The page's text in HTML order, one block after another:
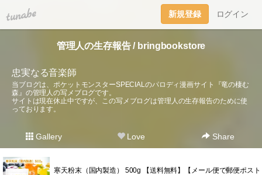
tuna.be 新規登録 ログイン
管理人の生存報告 / bringbookstore
忠実なる音楽師
当ブログは、ポケットモンスターSPECIALのパロディ漫画サイト『竜の棲む
森』の管理人の写メブログです。
サイトは現在休止中ですが、この写メブログは管理人の生存報告のために使
っております。
Gallery Love Share
寒天粉末（国内製造） 500g 【送料無料】【メール便で郵便ポスト